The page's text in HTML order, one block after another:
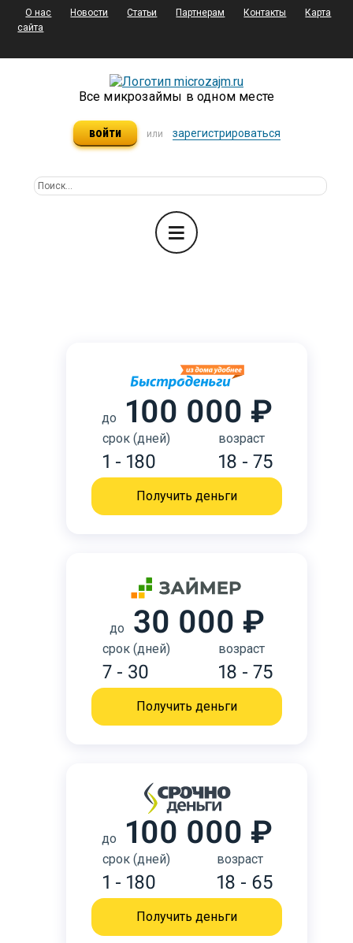
О нас Новости Статьи Партнерам Контакты
Карта
сайта
Все микрозаймы в одном месте
войти или зарегистрироваться
до 100 000 ₽
срок (дней)
1 - 180
возраст
18 - 75
Получить деньги
до 30 000 ₽
срок (дней)
7 - 30
возраст
18 - 75
Получить деньги
до 100 000 ₽
срок (дней)
1 - 180
возраст
18 - 65
Получить деньги